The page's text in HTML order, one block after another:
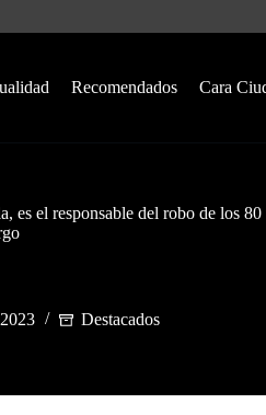
Recomendados Cara
es el responsable del robo de los
Destacados